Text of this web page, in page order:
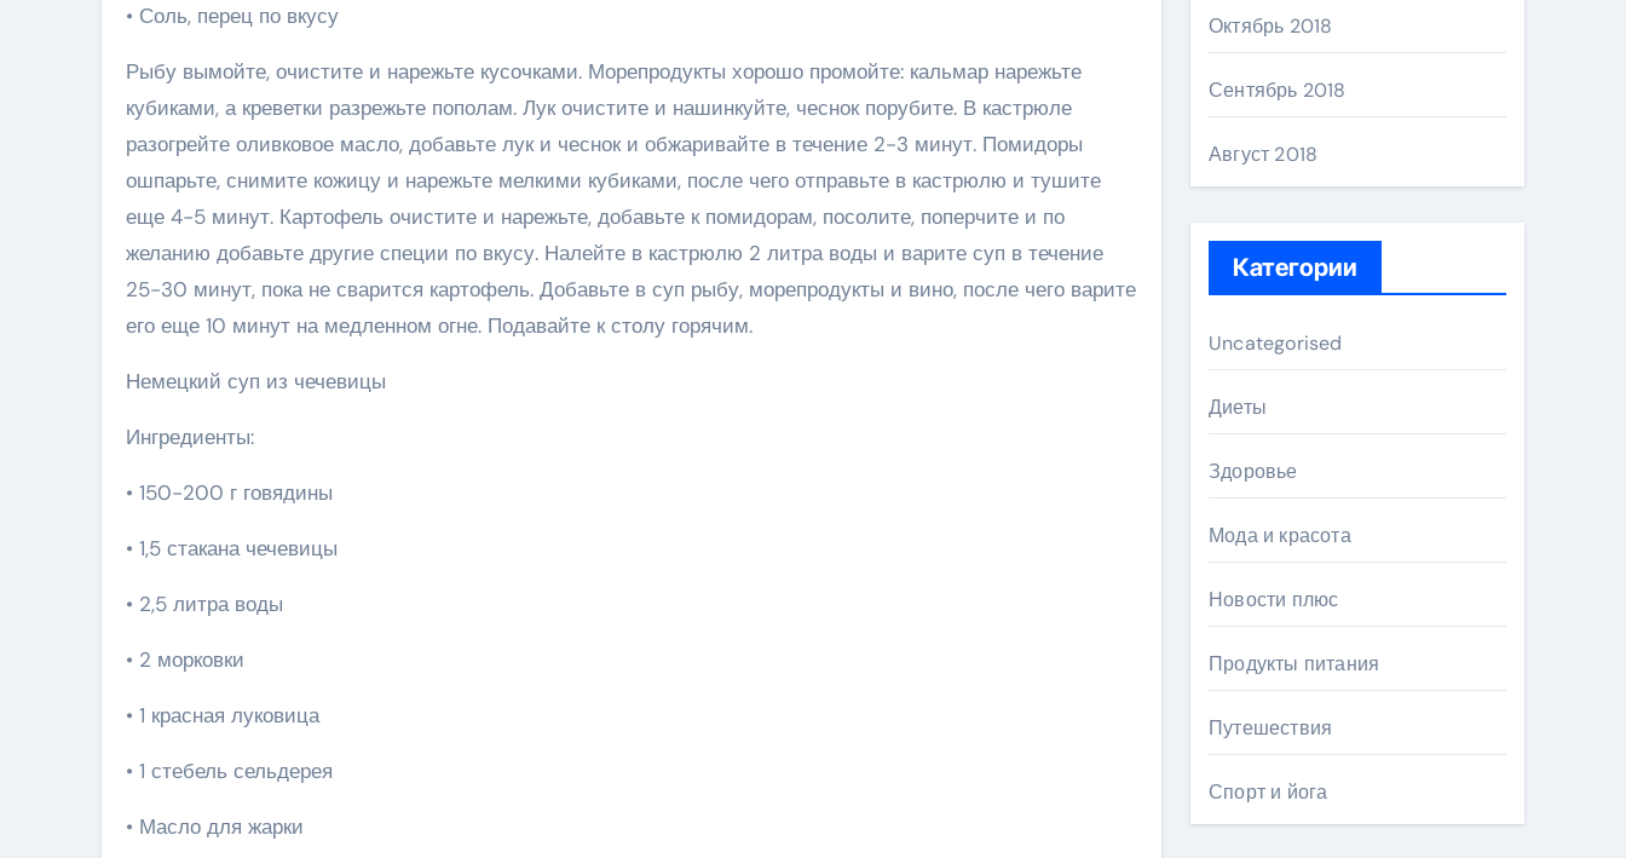
• Соль, перец по вкусу
Рыбу вымойте, очистите и нарежьте кусочками. Морепродукты хорошо промойте: кальмар нарежьте
кубиками, а креветки разрежьте пополам. Лук очистите и нашинкуйте, чеснок порубите. В кастрюле
разогрейте оливковое масло, добавьте лук и чеснок и обжаривайте в течение 2-3 минут. Помидоры
ошпарьте, снимите кожицу и нарежьте мелкими кубиками, после чего отправьте в кастрюлю и тушите
еще 4-5 минут. Картофель очистите и нарежьте, добавьте к помидорам, посолите, поперчите и по
желанию добавьте другие специи по вкусу. Налейте в кастрюлю 2 литра воды и варите суп в течение
25-30 минут, пока не сварится картофель. Добавьте в суп рыбу, морепродукты и вино, после чего варите
его еще 10 минут на медленном огне. Подавайте к столу горячим.
Немецкий суп из чечевицы
Ингредиенты:
• 150-200 г говядины
• 1,5 стакана чечевицы
• 2,5 литра воды
• 2 морковки
• 1 красная луковица
• 1 стебель сельдерея
• Масло для жарки
Октябрь 2018
Сентябрь 2018
Август 2018
Категории
Uncategorised
Диеты
Здоровье
Мода и красота
Новости плюс
Продукты питания
Путешествия
Спорт и йога